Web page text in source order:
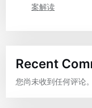
案解读
Recent
您尚未收到任何评论。